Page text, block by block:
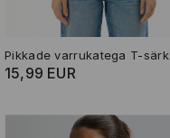
Pikkade varrukatega T-särk
15,99 EUR